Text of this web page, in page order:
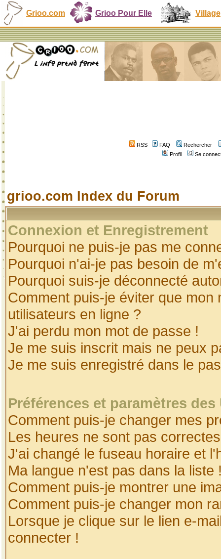
Grioo.com Grioo Pour Elle Village
RSS FAQ
Rechercher
Profil
Se
grioo.com Index du Forum
Connexion et Enregistrement
Pourquoi ne puis-je pas me
Pourquoi n'ai-je pas besoin de
Pourquoi suis-je déconnecté
Comment puis-je éviter que
utilisateurs en ligne ?
J'ai perdu mon mot de passe !
Je me suis inscrit mais ne peux
Je me suis enregistré dans le
Préférences et paramètres
Comment puis-je changer mes
Les heures ne sont pas
J'ai changé le fuseau horaire et
Ma langue n'est pas dans la liste
Comment puis-je montrer une
Comment puis-je changer mon
Lorsque je clique sur le lien e-
connecter !